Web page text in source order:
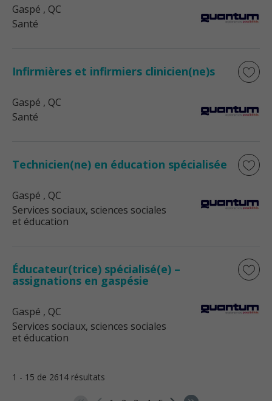
Gaspé , QC
Santé
Infirmières et infirmiers clinicien(ne)s
Gaspé , QC
Santé
Technicien(ne) en éducation spécialisée
Gaspé , QC
Services sociaux, sciences sociales
et éducation
Éducateur(trice) spécialisé(e) –
assignations en gaspésie
Gaspé , QC
Services sociaux, sciences sociales
et éducation
1 - 15 de 2614 résultats